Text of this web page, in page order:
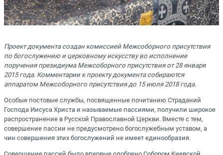
Проект документа создан комиссией Межсоборного присутствия
по богослужению и церковному искусству во исполнение
поручения президиума Межсоборного присутствия от 28 января
2015 года. Комментарии к проекту документа собираются
аппаратом Межсоборного присутствия до 15 июля 2018 года.
Особые постовые службы, посвященные почитанию Страданий
Господа Иисуса Христа и называемые пассиями, получили широкое
распространение в Русской Православной Церкви. Вместе с тем,
совершение пассии не предусмотрено богослужебным уставом, а
чин совершения этих богослужений не имеет единообразия.